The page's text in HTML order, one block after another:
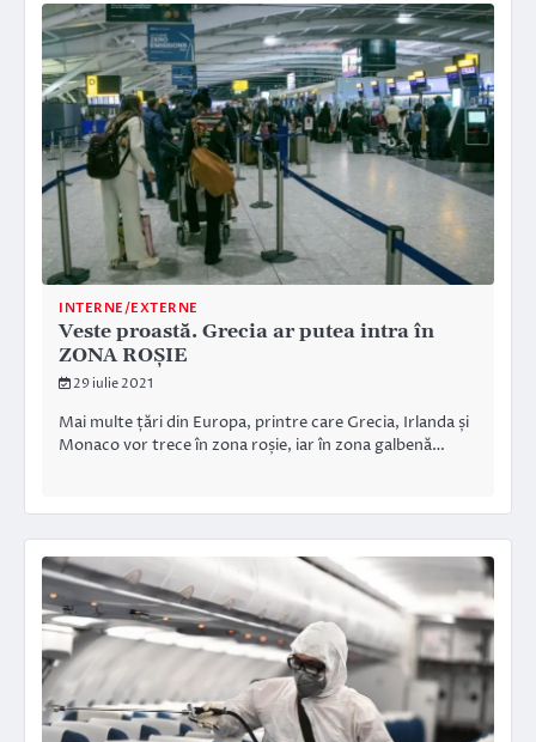
INTERNE/EXTERNE
Veste proastă. Grecia ar putea intra în
ZONA ROȘIE
29 iulie 2021
Mai multe țări din Europa, printre care Grecia, Irlanda și
Monaco vor trece în zona roșie, iar în zona galbenă…